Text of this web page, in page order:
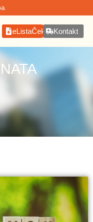
eListaČekanjaKontakt